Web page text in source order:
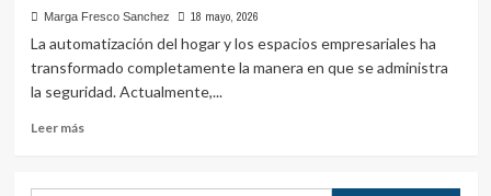
Marga Fresco Sanchez 18 mayo, 2026
La automatización del hogar y los espacios empresariales ha
transformado completamente la manera en que se administra
la seguridad. Actualmente,...
Leer másLeer
Sistemas